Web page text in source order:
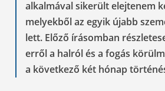
alkalmával sikerült elejtenem
melyekből az egyik újabb
lett. Előző írásomban
erről a halról és a fogás
a következő két hónap